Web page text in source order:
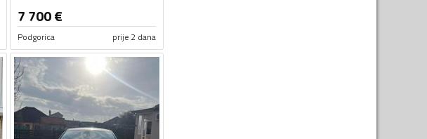
7 700€
Podgorica prije 2 dana